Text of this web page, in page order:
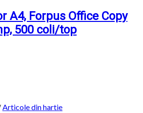
A4, Forpus Office Copy
500 coli/top
Articole din hartie